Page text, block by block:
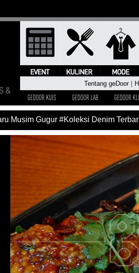
Tentang geDoor|
GEDOOR KUIS GEDOOR LAB GEDOOR
Gugur #Koleksi Denim Terbaru